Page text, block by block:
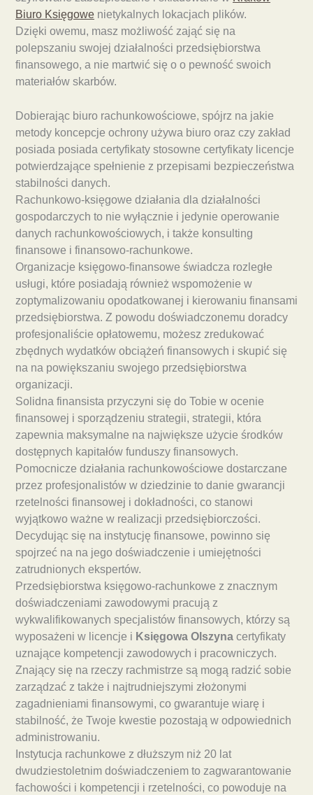
Biuro Księgowe nietykalnych lokacjach plików.
Dzięki owemu, masz możliwość zająć się na
polepszaniu swojej działalności przedsiębiorstwa
finansowego, a nie martwić się o o pewność swoich
materiałów skarbów.
Dobierając biuro rachunkowościowe, spójrz na jakie
metody koncepcje ochrony używa biuro oraz czy zakład
posiada posiada certyfikaty stosowne certyfikaty licencje
potwierdzające spełnienie z przepisami bezpieczeństwa
stabilności danych.
Rachunkowo-księgowe działania dla działalności
gospodarczych to nie wyłącznie i jedynie operowanie
danych rachunkowościowych, i także konsulting
finansowe i finansowo-rachunkowe.
Organizacje księgowo-finansowe świadcza rozległe
usługi, które posiadają również wspomożenie w
zoptymalizowaniu opodatkowanej i kierowaniu finansami
przedsiębiorstwa. Z powodu doświadczonemu doradcy
profesjonaliście opłatowemu, możesz zredukować
zbędnych wydatków obciążeń finansowych i skupić się
na na powiększaniu swojego przedsiębiorstwa
organizacji.
Solidna finansista przyczyni się do Tobie w ocenie
finansowej i sporządzeniu strategii, strategii, która
zapewnia maksymalne na największe użycie środków
dostępnych kapitałów funduszy finansowych.
Pomocnicze działania rachunkowościowe dostarczane
przez profesjonalistów w dziedzinie to danie gwarancji
rzetelności finansowej i dokładności, co stanowi
wyjątkowo ważne w realizacji przedsiębiorczości.
Decydując się na instytucję finansowe, powinno się
spojrzeć na na jego doświadczenie i umiejętności
zatrudnionych ekspertów.
Przedsiębiorstwa księgowo-rachunkowe z znacznym
doświadczeniami zawodowymi pracują z
wykwalifikowanych specjalistów finansowych, którzy są
wyposażeni w licencje i Księgowa Olszyna certyfikaty
uznające kompetencji zawodowych i pracowniczych.
Znający się na rzeczy rachmistrze są mogą radzić sobie
zarządzać z także i najtrudniejszymi złożonymi
zagadnieniami finansowymi, co gwarantuje wiarę i
stabilność, że Twoje kwestie pozostają w odpowiednich
administrowaniu.
Instytucja rachunkowe z dłuższym niż 20 lat
dwudziestoletnim doświadczeniem to zagwarantowanie
fachowości i kompetencji i rzetelności, co powoduje na